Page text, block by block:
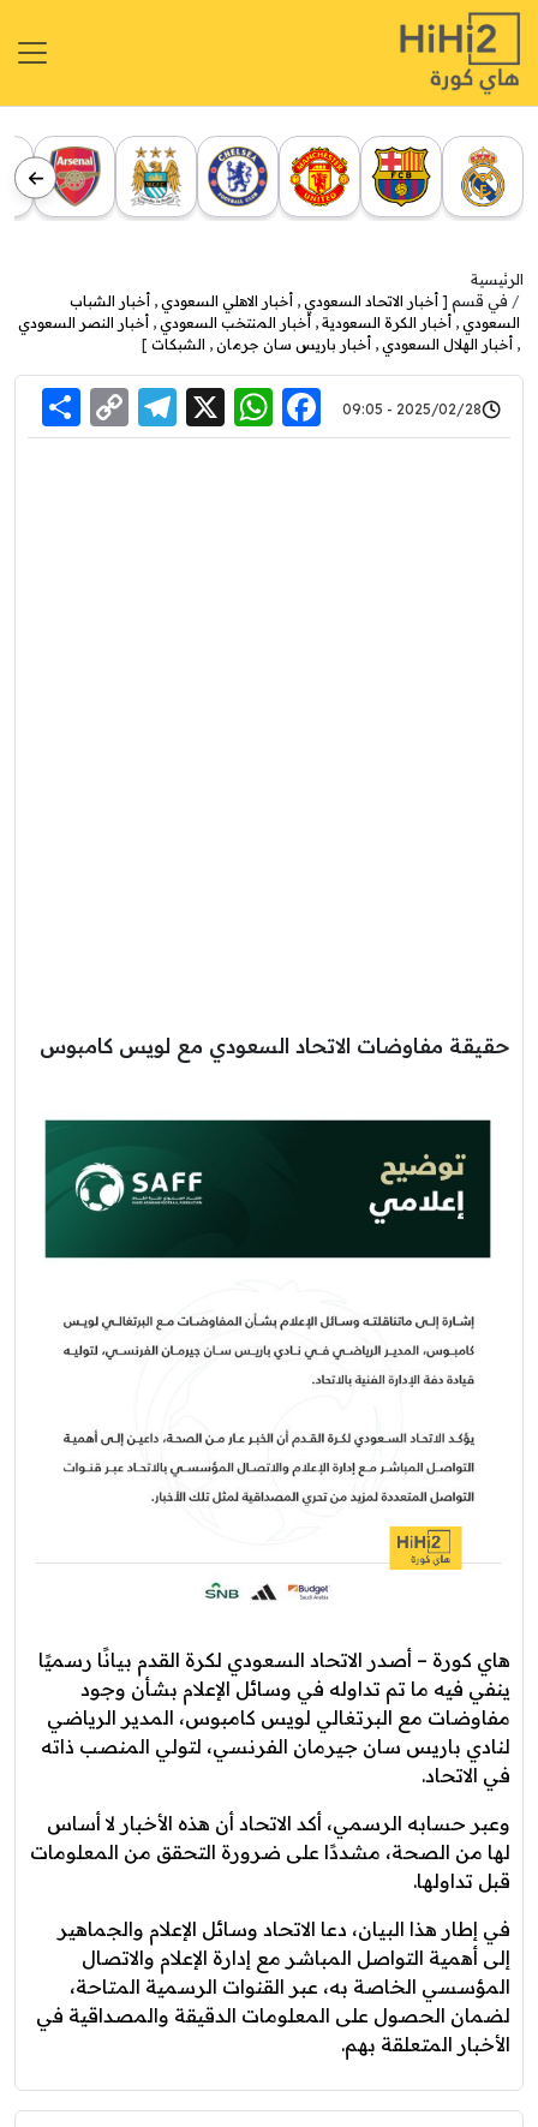
الرئيسية
في قسم [ أخبار الاتحاد السعودي , أخبار الاهلي السعودي , أخبار الشباب
السعودي , أخبار الكرة السعودية , أخبار المنتخب السعودي , أخبار النصر السعودي
, أخبار الهلال السعودي , أخبار باريس سان جرمان , الشبكات ]
2025/02/28 - 09:05
Facebook
WhatsApp
X
Link
حقيقة مفاوضات الاتحاد السعودي مع لويس كامبوس
هاي كورة – أصدر الاتحاد السعودي لكرة القدم بيانًا رسميًا
ينفي فيه ما تم تداوله في وسائل الإعلام بشأن وجود
مفاوضات مع البرتغالي لويس كامبوس، المدير الرياضي
لنادي باريس سان جيرمان الفرنسي، لتولي المنصب ذاته
في الاتحاد.
وعبر حسابه الرسمي، أكد الاتحاد أن هذه الأخبار لا أساس
لها من الصحة، مشددًا على ضرورة التحقق من المعلومات
قبل تداولها.
في إطار هذا البيان، دعا الاتحاد وسائل الإعلام والجماهير
إلى أهمية التواصل المباشر مع إدارة الإعلام والاتصال
المؤسسي الخاصة به، عبر القنوات الرسمية المتاحة،
لضمان الحصول على المعلومات الدقيقة والمصداقية في
الأخبار المتعلقة بهم.